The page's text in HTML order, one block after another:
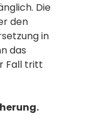
Die
den
in
das
Fall tritt